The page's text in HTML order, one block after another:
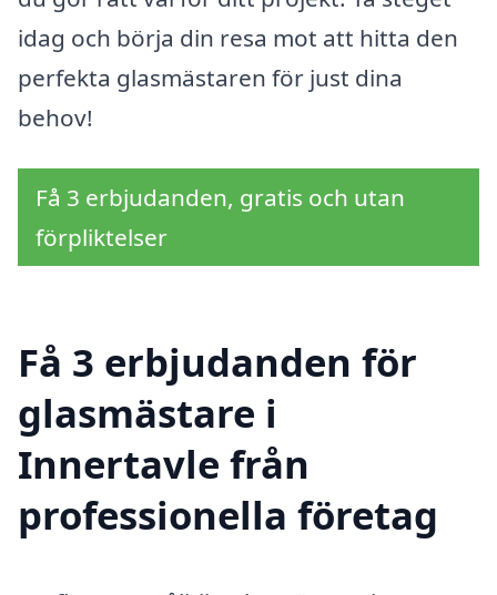
idag och börja din resa mot att hitta den
perfekta glasmästaren för just dina
behov!
Få 3 erbjudanden, gratis och utan
förpliktelser
Få 3 erbjudanden för
glasmästare i
Innertavle från
professionella företag